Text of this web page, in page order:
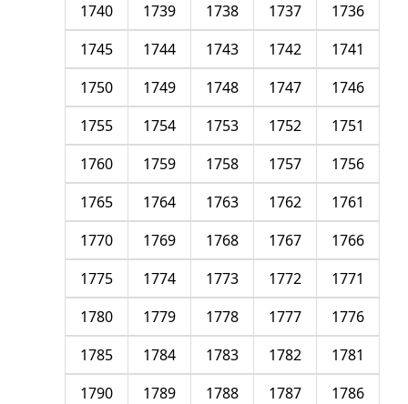
1736
1737
1738
1739
1740
1741
1742
1743
1744
1745
1746
1747
1748
1749
1750
1751
1752
1753
1754
1755
1756
1757
1758
1759
1760
1761
1762
1763
1764
1765
1766
1767
1768
1769
1770
1771
1772
1773
1774
1775
1776
1777
1778
1779
1780
1781
1782
1783
1784
1785
1786
1787
1788
1789
1790